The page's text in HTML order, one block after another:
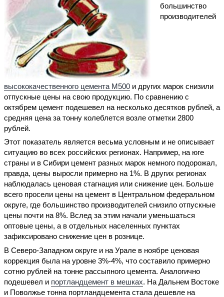
большинство
производителей
высококачественного цемента М500 и других марок снизили
отпускные цены на свою продукцию. По сравнению с
октябрем цемент подешевел на несколько десятков рублей, а
средняя цена за тонну колеблется возле отметки 2800
рублей.
Этот показатель является весьма условным и не описывает
ситуацию во всех российских регионах. Например, на юге
страны и в Сибири цемент разных марок немного подорожал,
правда, цены выросли примерно на 1%. В других регионах
наблюдалась ценовая стагнация или снижение цен. Больше
всего просели цены на цемент в Центральном федеральном
округе, где большинство производителей снизило отпускные
цены почти на 8%. Вслед за этим начали уменьшаться
оптовые цены, а в отдельных населенных пунктах
зафиксировано снижение цен в рознице.
В Северо-Западном округе и на Урале в ноябре ценовая
коррекция была на уровне 3%-4%, что составило примерно
сотню рублей на тонне рассыпного цемента. Аналогично
подешевел и портландцемент в мешках. На Дальнем Востоке
и Поволжье тонна портландцемента стала дешевле на